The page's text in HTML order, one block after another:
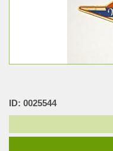
ID: 0025544